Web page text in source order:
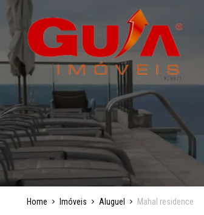
Home Imóveis Aluguel Mahal residence